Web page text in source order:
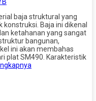
baja struktural yang
Baja ini dikenal
ketahanan yang sangat
bangunan,
ini akan membahas
plat SM490. Karakteristik